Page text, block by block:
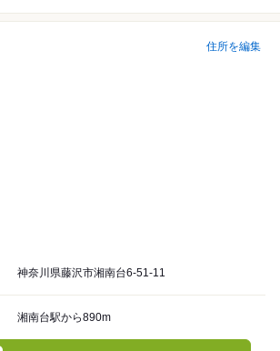
住所を編集
神奈川県藤沢市湘南台6-51-11
湘南台駅から890m